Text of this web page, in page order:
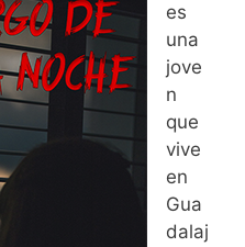
es
una
jove
n
que
vive
en
Gua
dalaj